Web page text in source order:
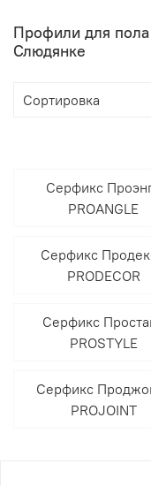
Профили для
Слюдянке
Серфикс
PROANGLE
Серфикс
PRODECOR
Серфикс
PROSTYLE
Серфикс
PROJOINT